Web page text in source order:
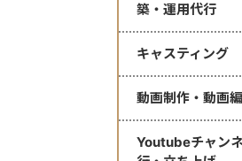
築・運用代行
キャスティング
動画制作・動画
Youtubeチャン